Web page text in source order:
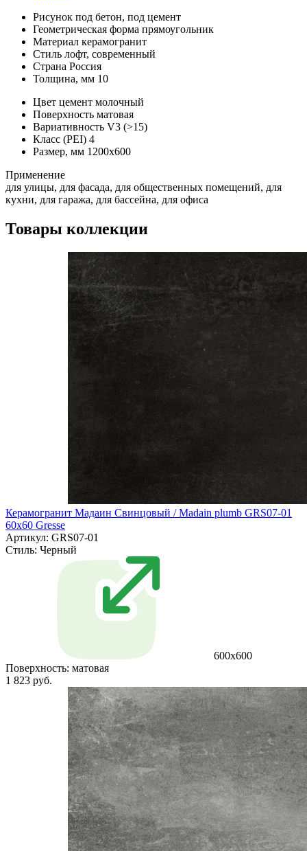
Рисунок под бетон, под цемент
Геометрическая форма прямоугольник
Материал керамогранит
Стиль лофт, современный
Страна Россия
Толщина, мм 10
Цвет цемент молочный
Поверхность матовая
Вариативность V3 (>15)
Класс (PEI) 4
Размер, мм 1200х600
Применение
для улицы, для фасада, для общественных помещений, для
кухни, для гаража, для бассейна, для офиса
Товары коллекции
Керамогранит Мадаин Свинцовый / Madain plumb GRS07-01
60х60 Gresse
Артикул: GRS07-01
Стиль: Черный
600х600
Поверхность: матовая
1 823 руб.